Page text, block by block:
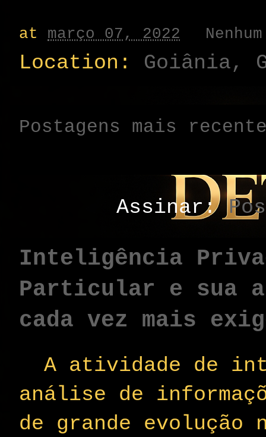
at março 07, 2022
Location: Goiânia,
Postagens mais
Assinar:
Inteligência
Particular e sua
cada vez mais
A atividade de
análise de
de grande evolução